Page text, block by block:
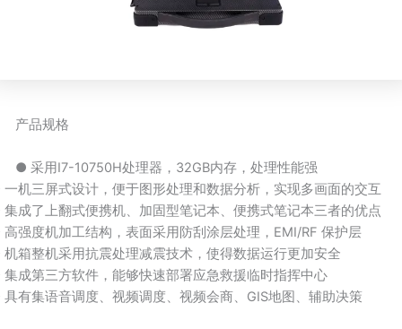
产品规格
● 采用I7-10750H处理器，32GB内存，处理性能强
机三屏式设计，便于图形处理和数据分析，实现多画面的交互
成了上翻式便携机、加固型笔记本、便携式笔记本三者的优点
强度机加工结构，表面采用防刮涂层处理，EMI/RF 保护层
箱整机采用抗震处理减震技术，使得数据运行更加安全
成第三方软件，能够快速部署应急救援临时指挥中心
有集语音调度、视频调度、视频会商、GIS地图、辅助决策